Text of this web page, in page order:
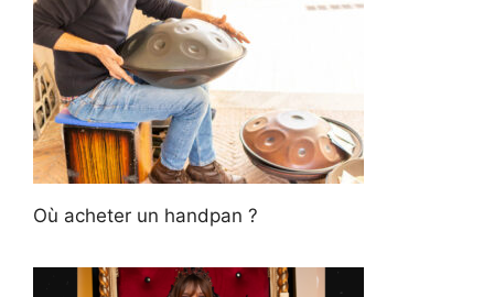
Où acheter un handpan ?